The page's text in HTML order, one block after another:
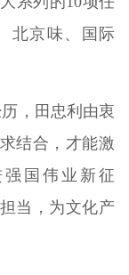
北京味、国际
，田忠利由衷
结合，才能激
国伟业新征
当，为文化产